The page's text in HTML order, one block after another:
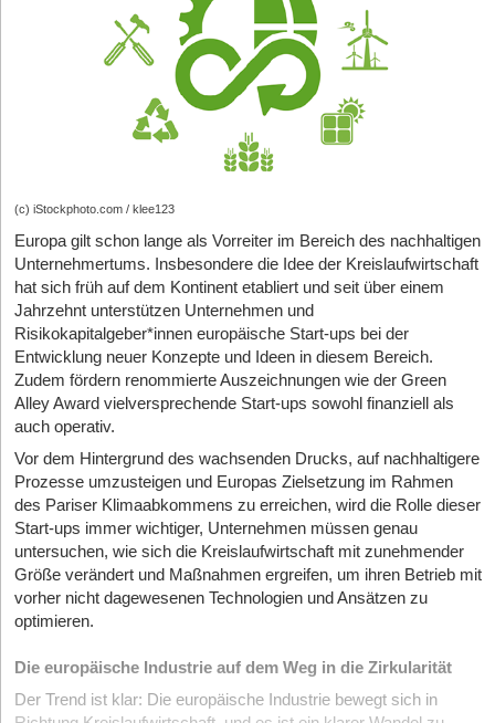
(c) iStockphoto.com / klee123
Europa gilt schon lange als Vorreiter im Bereich des nachhaltigen
Unternehmertums. Insbesondere die Idee der Kreislaufwirtschaft
hat sich früh auf dem Kontinent etabliert und seit über einem
Jahrzehnt unterstützen Unternehmen und
Risikokapitalgeber*innen europäische Start-ups bei der
Entwicklung neuer Konzepte und Ideen in diesem Bereich.
Zudem fördern renommierte Auszeichnungen wie der Green
Alley Award vielversprechende Start-ups sowohl finanziell als
auch operativ.
Vor dem Hintergrund des wachsenden Drucks, auf nachhaltigere
Prozesse umzusteigen und Europas Zielsetzung im Rahmen
des Pariser Klimaabkommens zu erreichen, wird die Rolle dieser
Start-ups immer wichtiger, Unternehmen müssen genau
untersuchen, wie sich die Kreislaufwirtschaft mit zunehmender
Größe verändert und Maßnahmen ergreifen, um ihren Betrieb mit
vorher nicht dagewesenen Technologien und Ansätzen zu
optimieren.
Die europäische Industrie auf dem Weg in die Zirkularität
Der Trend ist klar: Die europäische Industrie bewegt sich in